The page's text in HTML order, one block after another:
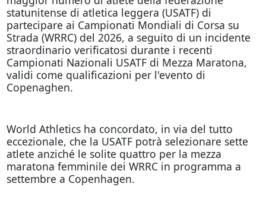
statunitense di atletica leggera (USATF) di
partecipare ai Campionati Mondiali di Corsa su
Strada (WRRC) del 2026, a seguito di un incidente
straordinario verificatosi durante i recenti
Campionati Nazionali USATF di Mezza Maratona,
validi come qualificazioni per l'evento di
Copenaghen.
World Athletics ha concordato, in via del tutto
eccezionale, che la USATF potrà selezionare sette
atlete anziché le solite quattro per la mezza
maratona femminile dei WRRC in programma a
settembre a Copenhagen.